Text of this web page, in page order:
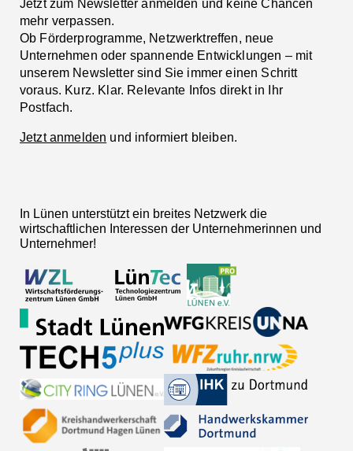
Jetzt zum Newsletter anmelden und keine Chancen
mehr verpassen.
Ob Förderprogramme, Netzwerktreffen, neue
Unternehmen oder spannende Entwicklungen – mit
unserem Newsletter sind Sie immer einen Schritt
voraus. Kurz. Klar. Relevante Infos direkt in Ihr
Postfach.
Jetzt anmelden und informiert bleiben.
In Lünen unterstützt ein breites Netzwerk die
wirtschaftlichen Interessen der Unternehmerinnen und
Unternehmer!